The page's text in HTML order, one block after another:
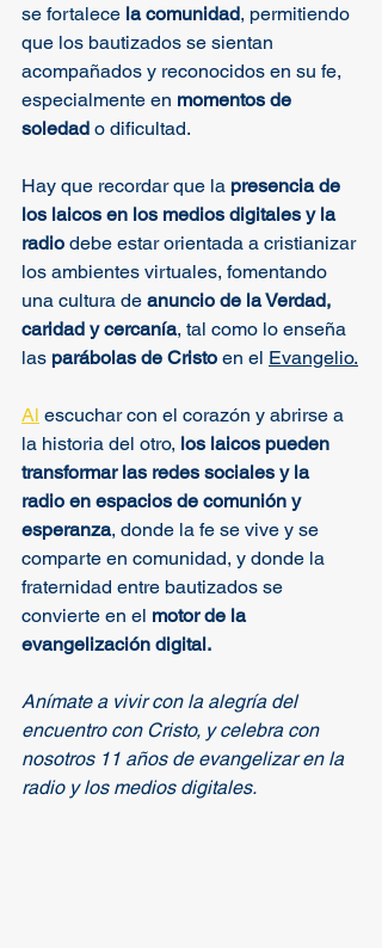
se fortalece la comunidad, permitiendo
que los bautizados se sientan
acompañados y reconocidos en su fe,
especialmente en momentos de
soledad o dificultad.​
Hay que recordar que la presencia de
los laicos en los medios digitales y la
radio debe estar orientada a cristianizar
los ambientes virtuales, fomentando
una cultura de anuncio de la Verdad,
caridad y cercanía, tal como lo enseña
las parábolas de Cristo en el Evangelio.
Al escuchar con el corazón y abrirse a
la historia del otro, los laicos pueden
transformar las redes sociales y la
radio en espacios de comunión y
esperanza, donde la fe se vive y se
comparte en comunidad, y donde la
fraternidad entre bautizados se
convierte en el motor de la
evangelización digital.
Anímate a vivir con la alegría del
encuentro con Cristo, y celebra con
nosotros 11 años de evangelizar en la
radio y los medios digitales.